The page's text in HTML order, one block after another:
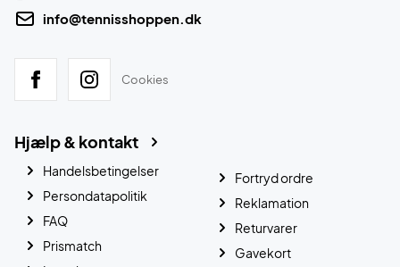
info@tennisshoppen.dk
Cookies
Hjælp & kontakt
Handelsbetingelser
Persondatapolitik
FAQ
Prismatch
Fortryd ordre
Reklamation
Returvarer
Gavekort